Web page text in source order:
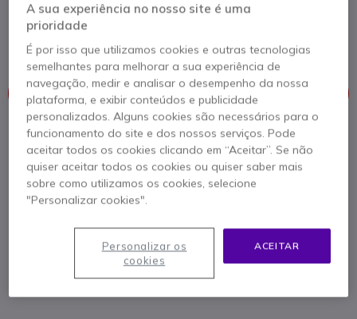
480985-100019
Smartphone ATEX com Android 8.1, câmara ideal
para zona 1/21
Este produto já não é fabricado
Para melhor satisfazer as suas necessidades, apresentamos
uma lista de produtos similares
Ver produtos similares
Contacte os nossos peritos -
Linha gratuita
A sua experiência no nosso site é uma
prioridade
É por isso que utilizamos cookies e outras tecnologias
semelhantes para melhorar a sua experiência de
navegação, medir e analisar o desempenho da nossa
plataforma, e exibir conteúdos e publicidade
personalizados. Alguns cookies são necessários para o
funcionamento do site e dos nossos serviços. Pode
aceitar todos os cookies clicando em “Aceitar”. Se não
quiser aceitar todos os cookies ou quiser saber mais
sobre como utilizamos os cookies, selecione
"Personalizar cookies".
ACEITAR
Personalizar os
cookies